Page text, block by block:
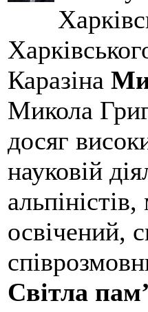
Каразіна
Микола
досяг
науковій
освічений,
Світла